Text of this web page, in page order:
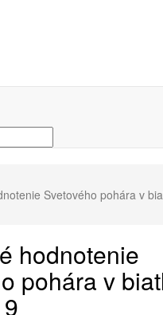
Svetového pohára v
hodnotenie
pohára v